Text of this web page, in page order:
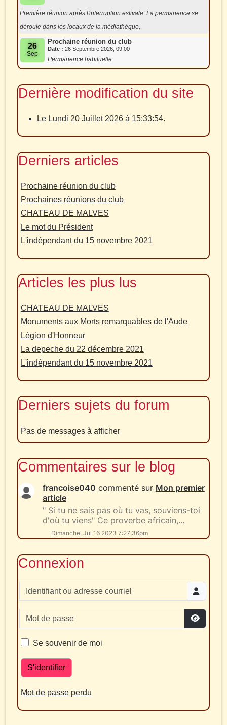
Première réunion après l'interruption estivale. La permanence se
déroule dans les locaux de la médiathèque,
26
Sep
Prochaine réunion du club
Date : 26 Septembre 2026, 09:00
Permanence habituelle.
Dernière modification du site
Le Lundi 20 Juillet 2026 à 15:33:54.
Derniers articles
Prochaine réunion du club
Prochaines réunions du club
CHATEAU DE MALVES
Le mot du Président
L'indépendant du 15 novembre 2021
Articles les plus lus
CHATEAU DE MALVES
Monuments aux Morts remarquables de l'Aude
Légion d'Honneur
La depeche du 22 décembre 2021
L'indépendant du 15 novembre 2021
Derniers sujets du forum
Pas de messages à afficher
Commentaires sur le blog
francoise040 commenté sur Mon premier
article
" Si tu ne sais pas où tu vas, souviens-toi
d'où tu viens" Ce proverbe africain,...
Dimanche, Jul 16 2023 7:27:36pm
Connexion
Identifiant ou adresse courriel
Mot de passe
Afficher
Se souvenir de moi
S'identifier
Mot de passe perdu